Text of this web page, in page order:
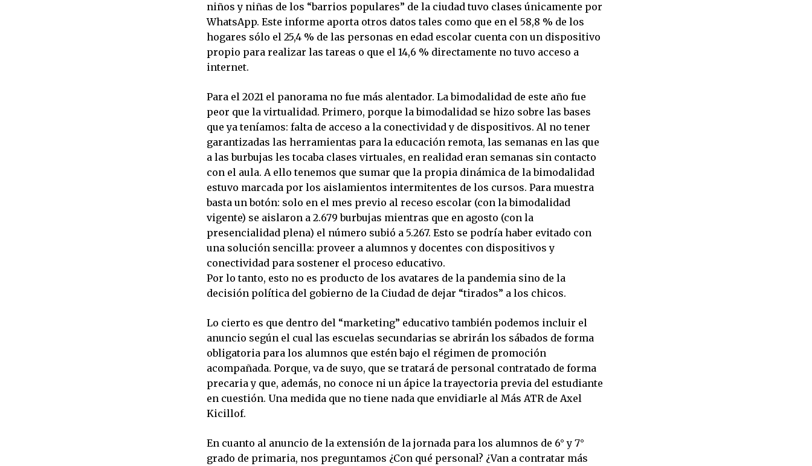
niños y niñas de los “barrios populares” de la ciudad tuvo clases únicamente por
WhatsApp. Este informe aporta otros datos tales como que en el 58,8 % de los
hogares sólo el 25,4 % de las personas en edad escolar cuenta con un dispositivo
propio para realizar las tareas o que el 14,6 % directamente no tuvo acceso a
internet.
Para el 2021 el panorama no fue más alentador. La bimodalidad de este año fue
peor que la virtualidad. Primero, porque la bimodalidad se hizo sobre las bases
que ya teníamos: falta de acceso a la conectividad y de dispositivos. Al no tener
garantizadas las herramientas para la educación remota, las semanas en las que
a las burbujas les tocaba clases virtuales, en realidad eran semanas sin contacto
con el aula. A ello tenemos que sumar que la propia dinámica de la bimodalidad
estuvo marcada por los aislamientos intermitentes de los cursos. Para muestra
basta un botón: solo en el mes previo al receso escolar (con la bimodalidad
vigente) se aislaron a 2.679 burbujas mientras que en agosto (con la
presencialidad plena) el número subió a 5.267. Esto se podría haber evitado con
una solución sencilla: proveer a alumnos y docentes con dispositivos y
conectividad para sostener el proceso educativo.
Por lo tanto, esto no es producto de los avatares de la pandemia sino de la
decisión política del gobierno de la Ciudad de dejar “tirados” a los chicos.
Lo cierto es que dentro del “marketing” educativo también podemos incluir el
anuncio según el cual las escuelas secundarias se abrirán los sábados de forma
obligatoria para los alumnos que estén bajo el régimen de promoción
acompañada. Porque, va de suyo, que se tratará de personal contratado de forma
precaria y que, además, no conoce ni un ápice la trayectoria previa del estudiante
en cuestión. Una medida que no tiene nada que envidiarle al Más ATR de Axel
Kicillof.
En cuanto al anuncio de la extensión de la jornada para los alumnos de 6° y 7°
grado de primaria, nos preguntamos ¿Con qué personal? ¿Van a contratar más